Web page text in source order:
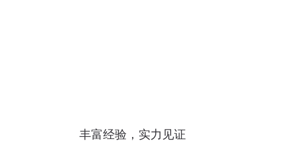
丰富经验，实力见证